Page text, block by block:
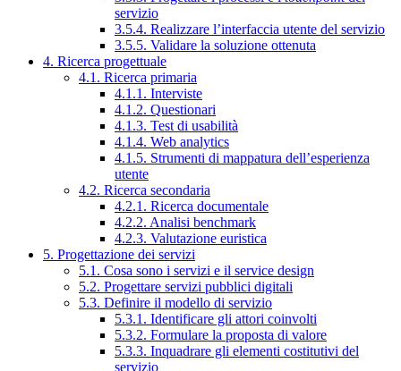
servizio
3.5.4. Realizzare l’interfaccia utente del servizio
3.5.5. Validare la soluzione ottenuta
4. Ricerca progettuale
4.1. Ricerca primaria
4.1.1. Interviste
4.1.2. Questionari
4.1.3. Test di usabilità
4.1.4. Web analytics
4.1.5. Strumenti di mappatura dell’esperienza
utente
4.2. Ricerca secondaria
4.2.1. Ricerca documentale
4.2.2. Analisi benchmark
4.2.3. Valutazione euristica
5. Progettazione dei servizi
5.1. Cosa sono i servizi e il service design
5.2. Progettare servizi pubblici digitali
5.3. Definire il modello di servizio
5.3.1. Identificare gli attori coinvolti
5.3.2. Formulare la proposta di valore
5.3.3. Inquadrare gli elementi costitutivi del
servizio